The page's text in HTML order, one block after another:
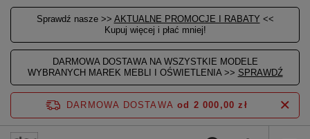
Sprawdź nasze >> AKTUALNE PROMOCJE I RABATY <<
Kupuj więcej i płać mniej!
DARMOWA DOSTAWA NA WSZYSTKIE MODELE
WYBRANYCH MAREK MEBLI I OŚWIETLENIA >> SPRAWDŹ
DARMOWA DOSTAWA od 2 000,00 zł